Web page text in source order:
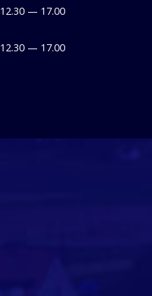
12.30 — 17.00
12.30 — 17.00